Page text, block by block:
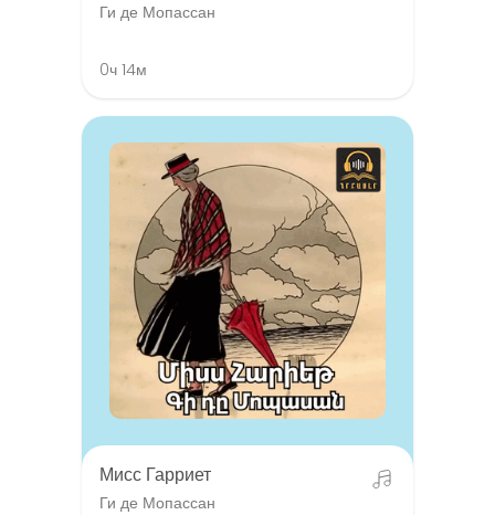
Ги де Мопассан
0ч 14м
Мисс Гарриет
Ги де Мопассан